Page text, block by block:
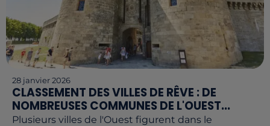
28 janvier 2026
CLASSEMENT DES VILLES DE RÊVE : DE
NOMBREUSES COMMUNES DE L'OUEST...
Plusieurs villes de l'Ouest figurent dans le